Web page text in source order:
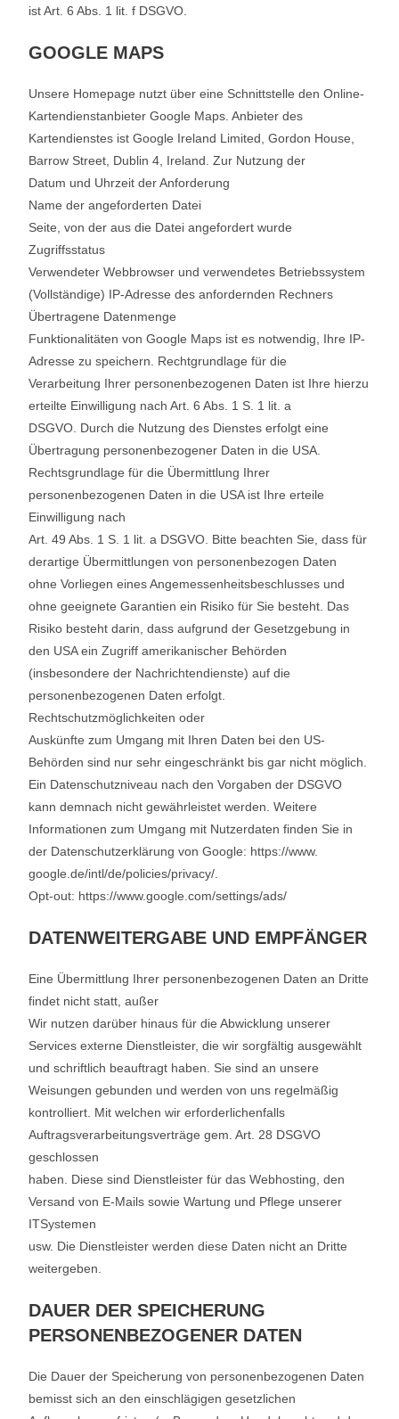
ist Art. 6 Abs. 1 lit. f DSGVO.
GOOGLE MAPS
Unsere Homepage nutzt über eine Schnittstelle den Online-
Kartendienstanbieter Google Maps. Anbieter des
Kartendienstes ist Google Ireland Limited, Gordon House,
Barrow Street, Dublin 4, Ireland. Zur Nutzung der
Datum und Uhrzeit der Anforderung
Name der angeforderten Datei
Seite, von der aus die Datei angefordert wurde
Zugriffsstatus
Verwendeter Webbrowser und verwendetes Betriebssystem
(Vollständige) IP-Adresse des anfordernden Rechners
Übertragene Datenmenge
Funktionalitäten von Google Maps ist es notwendig, Ihre IP-
Adresse zu speichern. Rechtgrundlage für die
Verarbeitung Ihrer personenbezogenen Daten ist Ihre hierzu
erteilte Einwilligung nach Art. 6 Abs. 1 S. 1 lit. a
DSGVO. Durch die Nutzung des Dienstes erfolgt eine
Übertragung personenbezogener Daten in die USA.
Rechtsgrundlage für die Übermittlung Ihrer
personenbezogenen Daten in die USA ist Ihre erteile
Einwilligung nach
Art. 49 Abs. 1 S. 1 lit. a DSGVO. Bitte beachten Sie, dass für
derartige Übermittlungen von personenbezogen Daten
ohne Vorliegen eines Angemessenheitsbeschlusses und
ohne geeignete Garantien ein Risiko für Sie besteht. Das
Risiko besteht darin, dass aufgrund der Gesetzgebung in
den USA ein Zugriff amerikanischer Behörden
(insbesondere der Nachrichtendienste) auf die
personenbezogenen Daten erfolgt.
Rechtschutzmöglichkeiten oder
Auskünfte zum Umgang mit Ihren Daten bei den US-
Behörden sind nur sehr eingeschränkt bis gar nicht möglich.
Ein Datenschutzniveau nach den Vorgaben der DSGVO
kann demnach nicht gewährleistet werden. Weitere
Informationen zum Umgang mit Nutzerdaten finden Sie in
der Datenschutzerklärung von Google: https://www.
google.de/intl/de/policies/privacy/.
Opt-out: https://www.google.com/settings/ads/
DATENWEITERGABE UND EMPFÄNGER
Eine Übermittlung Ihrer personenbezogenen Daten an Dritte
findet nicht statt, außer
Wir nutzen darüber hinaus für die Abwicklung unserer
Services externe Dienstleister, die wir sorgfältig ausgewählt
und schriftlich beauftragt haben. Sie sind an unsere
Weisungen gebunden und werden von uns regelmäßig
kontrolliert. Mit welchen wir erforderlichenfalls
Auftragsverarbeitungsverträge gem. Art. 28 DSGVO
geschlossen
haben. Diese sind Dienstleister für das Webhosting, den
Versand von E-Mails sowie Wartung und Pflege unserer
ITSystemen
usw. Die Dienstleister werden diese Daten nicht an Dritte
weitergeben.
DAUER DER SPEICHERUNG
PERSONENBEZOGENER DATEN
Die Dauer der Speicherung von personenbezogenen Daten
bemisst sich an den einschlägigen gesetzlichen